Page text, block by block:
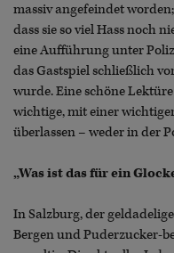
massiv angefeindet
dass sie so viel Hass noch
eine Aufführung unter
das Gastspiel schließlich
wurde. Eine schöne
wichtige, mit einer
überlassen – weder in der
„Was ist das für ein
In Salzburg, der
Bergen und Puderzucker-